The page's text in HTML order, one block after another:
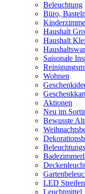
Beleuchtung
Büro,
Haushalt
Haushalt
Saisonale
Wohnen
Aktionen
Neu im
Bewusste
LED Streifen
Leuchtmittel